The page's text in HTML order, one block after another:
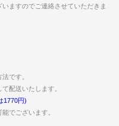
ますのでご連絡させていただきま
です。
配送いたします。
1770円)
でございます。